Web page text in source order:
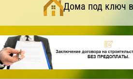
Дома под ключ